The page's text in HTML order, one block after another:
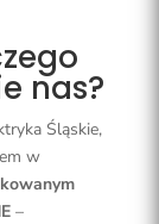
nas?
Śląskie,
w
–